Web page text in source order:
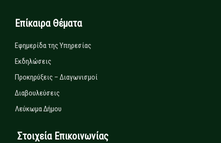
Επίκαιρα Θέματα
Εφημερίδα της Υπηρεσίας
Εκδηλώσεις
Προκηρύξεις – Διαγωνισμοί
Διαβουλεύσεις
Λεύκωμα Δήμου
Στοιχεία Επικοινωνίας